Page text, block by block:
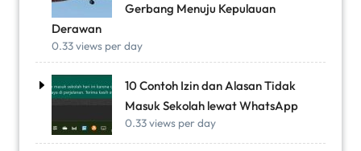
Gerbang Menuju Kepulauan
Derawan
0.33 views per day
10 Contoh Izin dan Alasan Tidak
Masuk Sekolah lewat WhatsApp
0.33 views per day